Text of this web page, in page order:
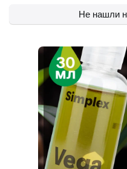
Фитолампы
Не нашли